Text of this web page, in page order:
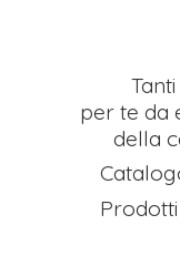
per te da
della